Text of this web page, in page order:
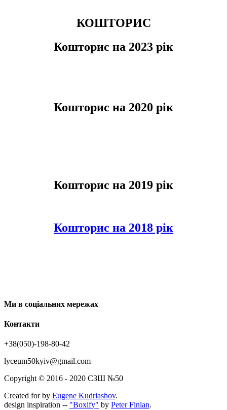
КОШТОРИС
Кошторис на 2023 рік
Кошторис на 2020 рік
Кошторис на 2019 рік
Кошторис на 2018 рік
Ми в соціальних мережах
Контакти
+38(050)-198-80-42
lyceum50kyiv@gmail.com
Copyright © 2016 - 2020 СЗШ №50
Created forby Eugene Kudriashov.
design inspiration -- "Boxify" by Peter Finlan.